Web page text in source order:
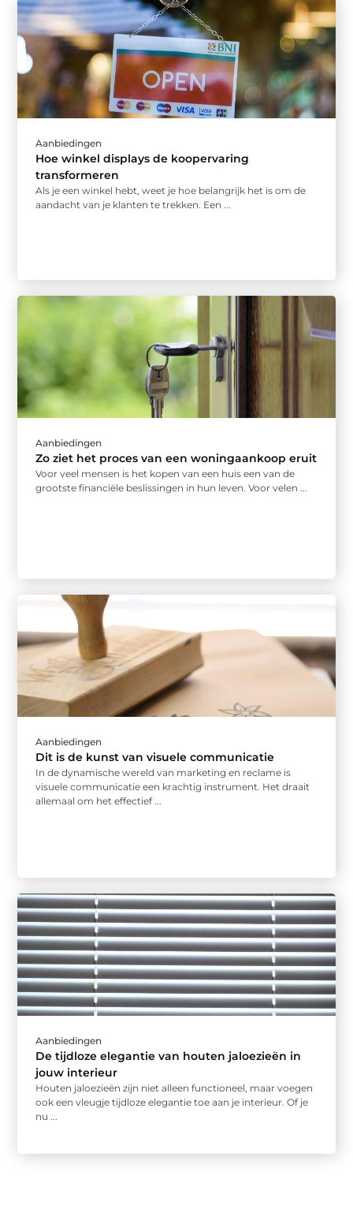
Aanbiedingen
Hoe winkel displays de koopervaring
transformeren
Als je een winkel hebt, weet je hoe belangrijk het is om de
aandacht van je klanten te trekken. Een ...
Aanbiedingen
Zo ziet het proces van een woningaankoop eruit
Voor veel mensen is het kopen van een huis een van de
grootste financiële beslissingen in hun leven. Voor velen ...
Aanbiedingen
Dit is de kunst van visuele communicatie
In de dynamische wereld van marketing en reclame is
visuele communicatie een krachtig instrument. Het draait
allemaal om het effectief ...
Aanbiedingen
De tijdloze elegantie van houten jaloezieën in
jouw interieur
Houten jaloezieën zijn niet alleen functioneel, maar voegen
ook een vleugje tijdloze elegantie toe aan je interieur. Of je
nu ...